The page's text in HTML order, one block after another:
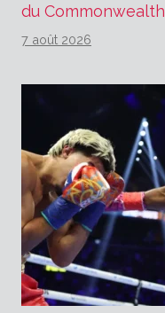
du Commonwealth
7 août 2026